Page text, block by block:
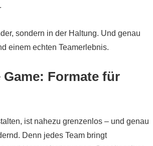
sondern in der Haltung. Und genau
einem echten Teamerlebnis.
Formate für
ist nahezu grenzenlos – und genau
Denn jedes Team bringt